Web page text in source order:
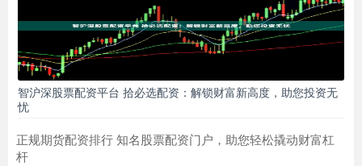
智沪深股票配资平台 拾必选配资：解锁财富新高度，助您投资无
忧
正规期货配资排行 知名股票配资门户，助您轻松撬动财富杠
杆